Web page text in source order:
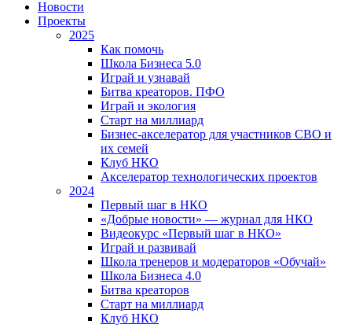
Новости
Проекты
2025
Как помочь
Школа Бизнеса 5.0
Играй и узнавай
Битва креаторов. ПФО
Играй и экология
Старт на миллиард
Бизнес-акселератор для участников СВО и
их семей
Клуб НКО
Акселератор технологических проектов
2024
Первый шаг в НКО
«Добрые новости» — журнал для НКО
Видеокурс «Первый шаг в НКО»
Играй и развивай
Школа тренеров и модераторов «Обучай»
Школа Бизнеса 4.0
Битва креаторов
Старт на миллиард
Клуб НКО